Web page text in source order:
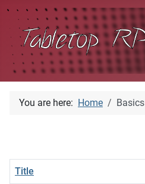
You are here: Home Basics
Title